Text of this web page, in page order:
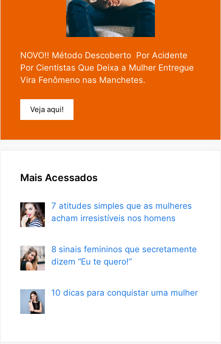
NOVO!! Método Descoberto Por Acidente
Por Cientistas Que Deixa a Mulher Entregue
Vira Fenômeno nas Manchetes.
Veja aqui!
Mais Acessados
7 atitudes simples que as mulheres
acham irresistíveis nos homens
8 sinais femininos que secretamente
dizem “Eu te quero!”
10 dicas para conquistar uma mulher